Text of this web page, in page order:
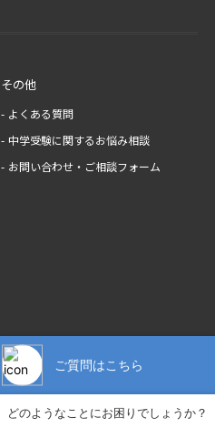
その他
よくある質問
中学受験に関するお悩み相談
お問い合わせ・ご相談フォーム
© ONETES株式会社All Right Reserved.